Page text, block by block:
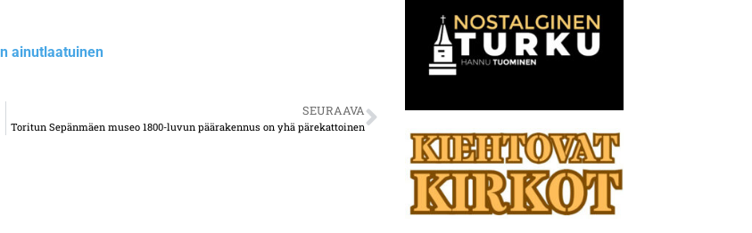
ainutlaatuinen
SEURAAVA
Toritun Sepänmäen museo 1800-luvun päärakennus on yhä pärekattoinen